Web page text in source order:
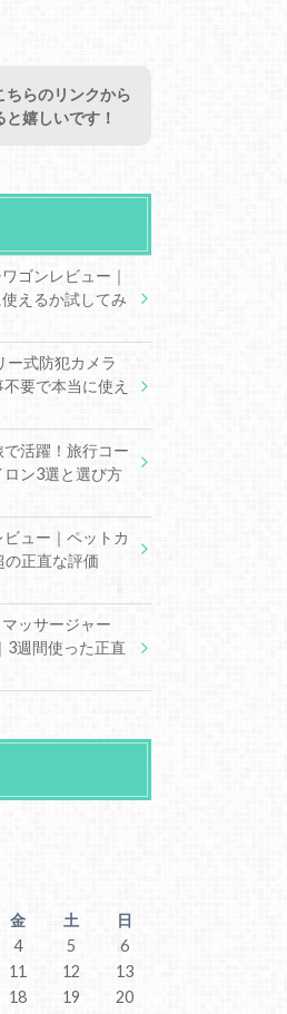
ちらのリンクから
嬉しいです！
ゴンレビュー｜
えるか試してみ
ー式防犯カメラ
要で本当に使え
活躍！旅行コー
ロン3選と選び方
ュー｜ペットカ
の正直な評価
ッサージャー
3週間使った正直
金 土
日
4 5
6
11 12
13
18 19
20